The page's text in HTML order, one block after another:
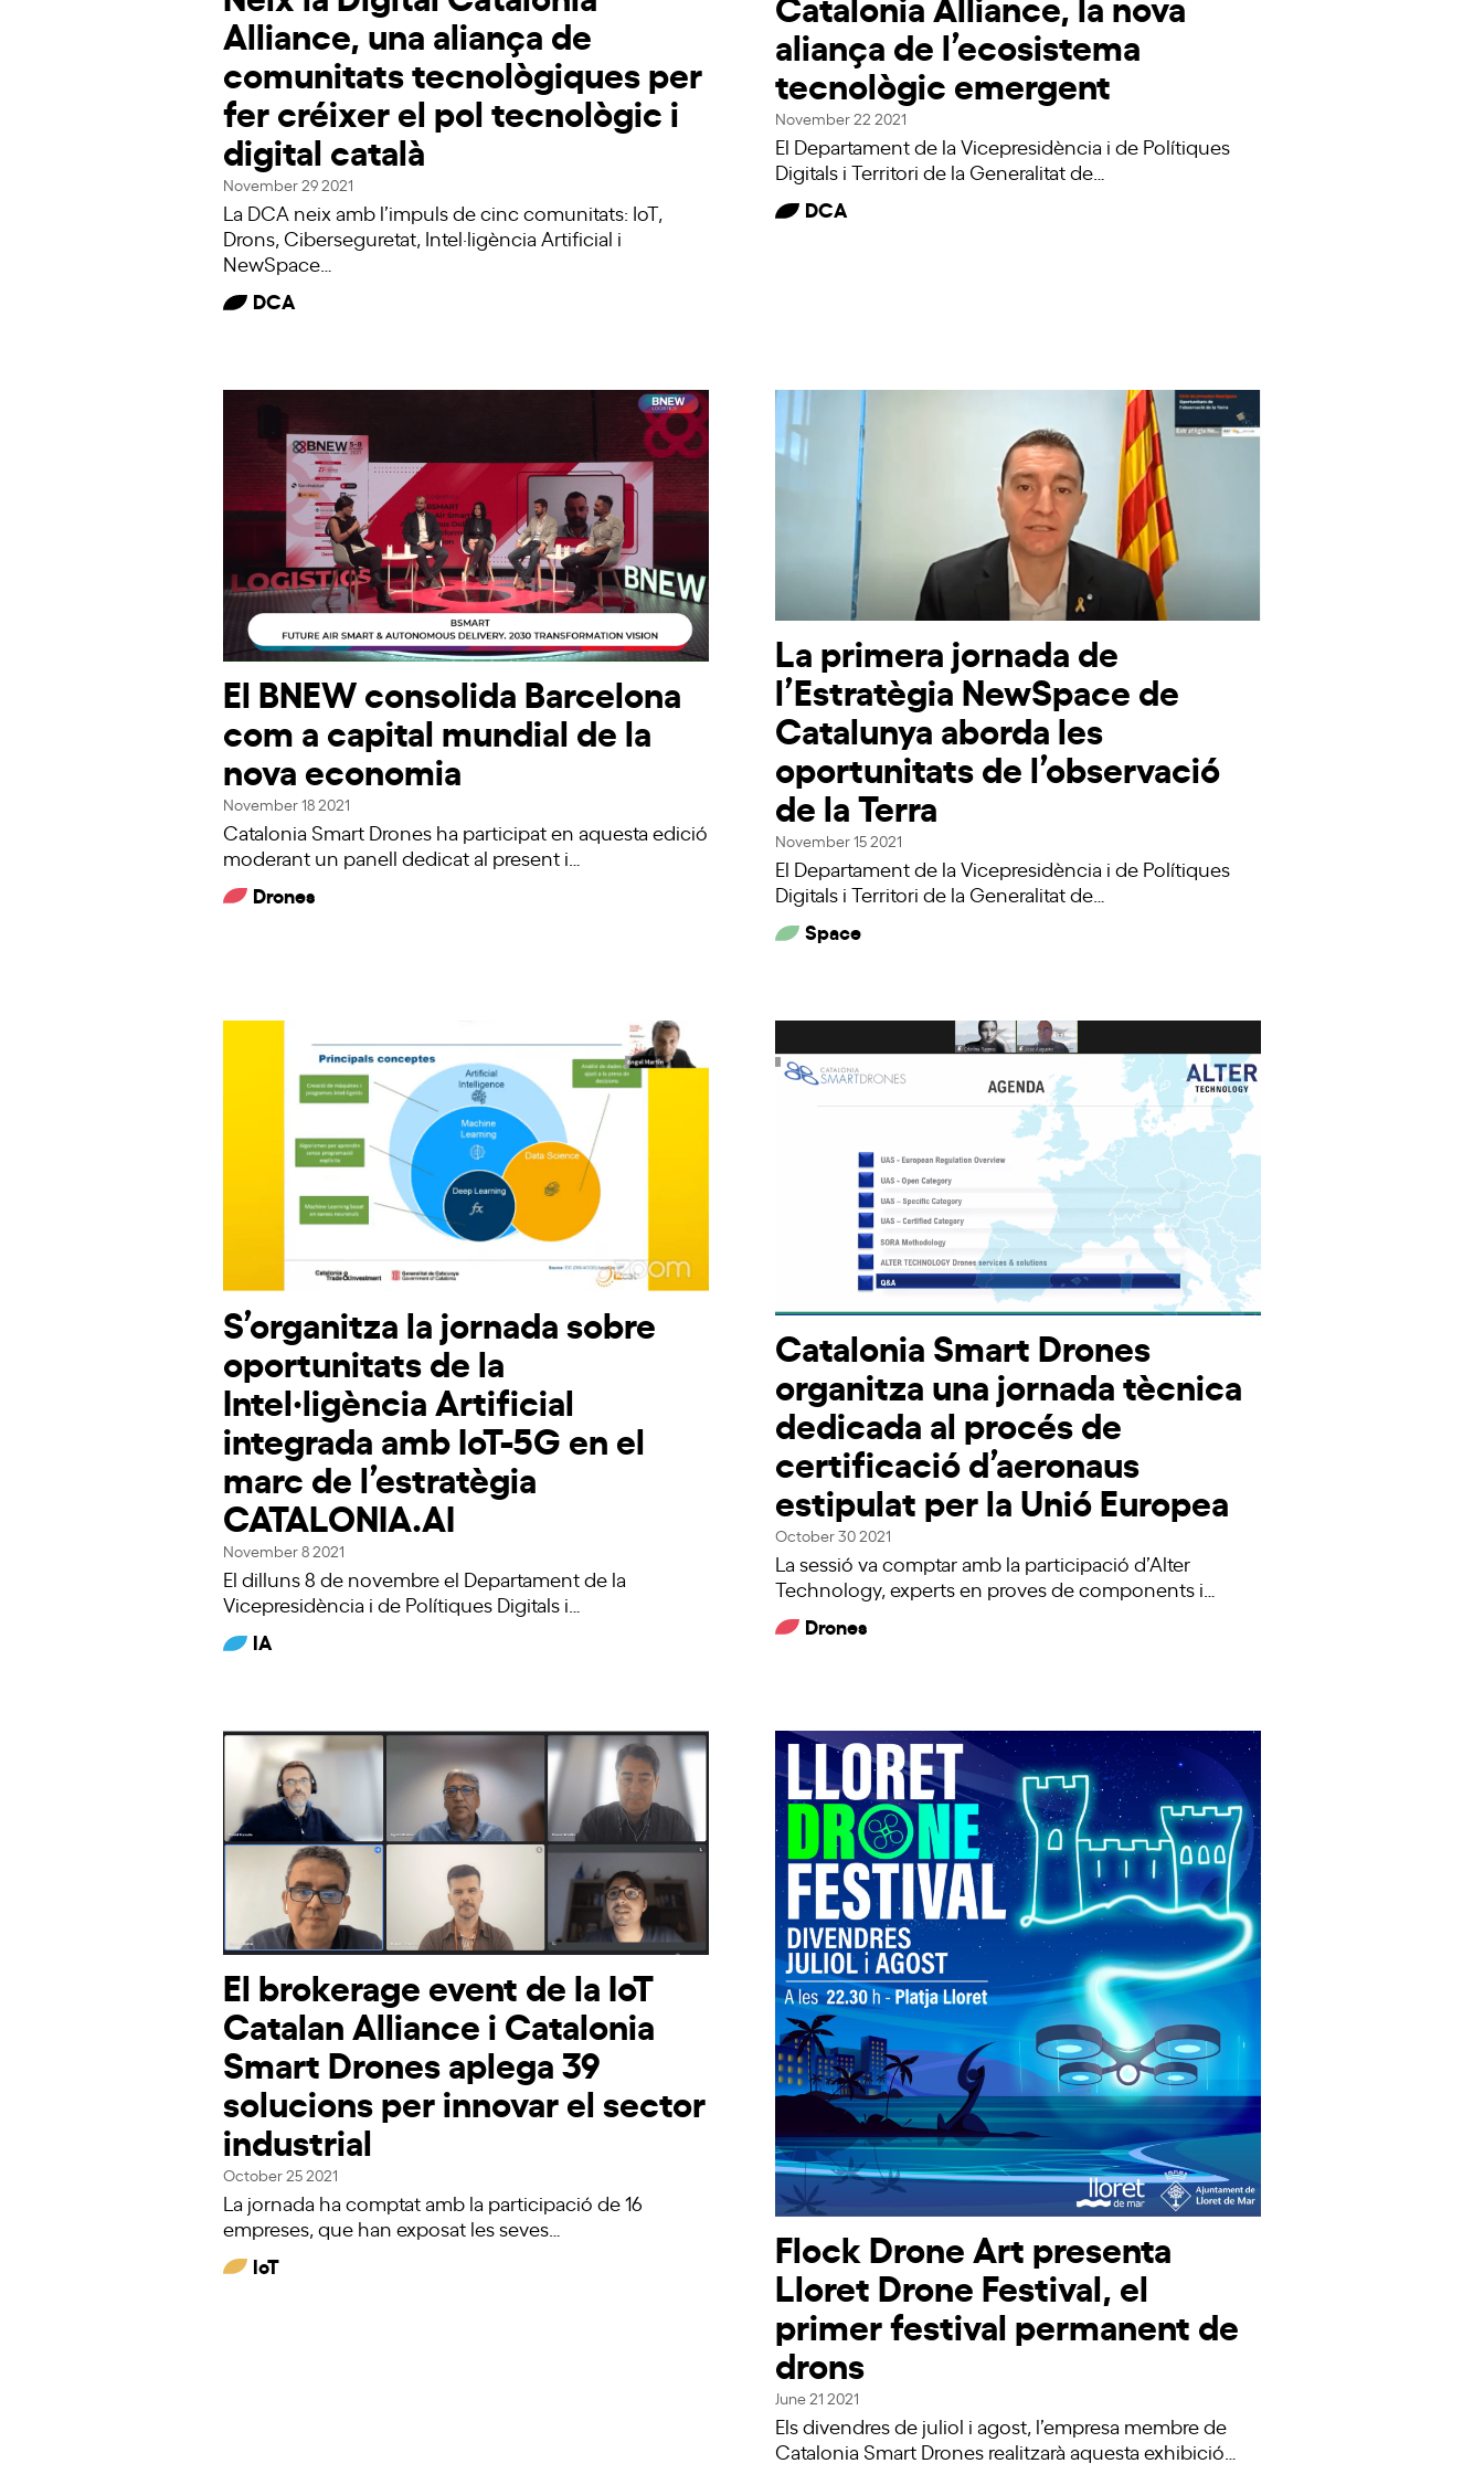
Alliance, una aliança de
comunitats tecnològiques per
fer créixer el pol tecnològic i
digital català
November 29 2021
La DCA neix amb l’impuls de cinc comunitats: IoT,
Drons, Ciberseguretat, Intel·ligència Artificial i
NewSpace…
DCA
aliança de l’ecosistema
tecnològic emergent
November 22 2021
El Departament de la Vicepresidència i de Polítiques
Digitals i Territori de la Generalitat de…
DCA
El BNEW consolida Barcelona
com a capital mundial de la
nova economia
November 18 2021
Catalonia Smart Drones ha participat en aquesta edició
moderant un panell dedicat al present i…
Drones
La primera jornada de
l’Estratègia NewSpace de
Catalunya aborda les
oportunitats de l’observació
de la Terra
November 15 2021
El Departament de la Vicepresidència i de Polítiques
Digitals i Territori de la Generalitat de…
Space
S’organitza la jornada sobre
oportunitats de la
Intel·ligència Artificial
integrada amb IoT-5G en el
marc de l’estratègia
CATALONIA.AI
November 8 2021
El dilluns 8 de novembre el Departament de la
Vicepresidència i de Polítiques Digitals i…
IA
Catalonia Smart Drones
organitza una jornada tècnica
dedicada al procés de
certificació d’aeronaus
estipulat per la Unió Europea
October 30 2021
La sessió va comptar amb la participació d’Alter
Technology, experts en proves de components i…
Drones
El brokerage event de la IoT
Catalan Alliance i Catalonia
Smart Drones aplega 39
solucions per innovar el sector
industrial
October 25 2021
La jornada ha comptat amb la participació de 16
empreses, que han exposat les seves…
IoT Flock Drone Art presenta
Lloret Drone Festival, el
primer festival permanent de
drons
June 21 2021
Els divendres de juliol i agost, l’empresa membre de
Catalonia Smart Drones realitzarà aquesta exhibició…